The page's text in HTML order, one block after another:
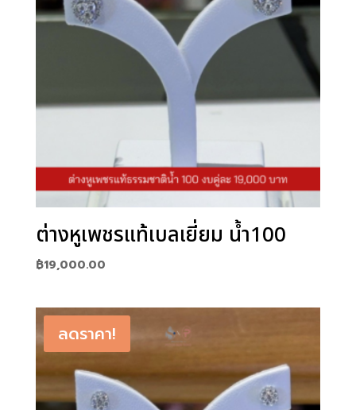
ต่างหูเพชรแท้เบลเยี่ยม น้ำ100
฿19,000.00
ลดราคา!